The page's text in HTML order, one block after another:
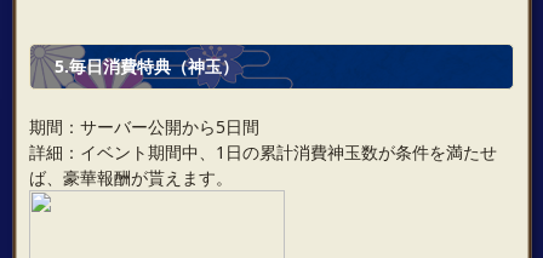
5.毎日消費特典（神玉）
期間：サーバー公開から5日間
詳細：イベント期間中、1日の累計消費神玉数が条件を満たせ
ば、豪華報酬が貰えます。